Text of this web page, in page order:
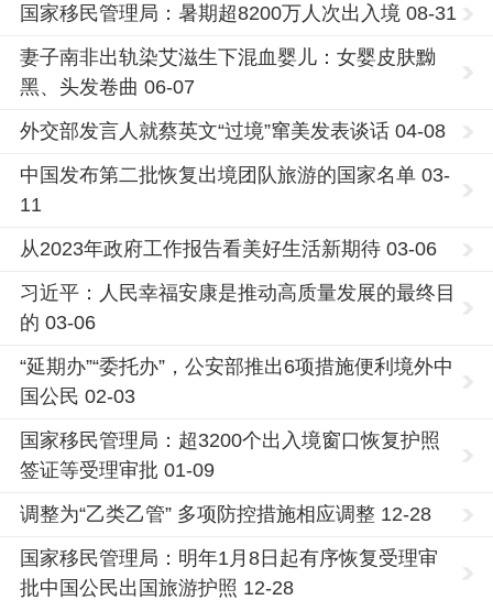
国家移民管理局：暑期超8200万人次出入境 08-31
妻子南非出轨染艾滋生下混血婴儿：女婴皮肤黝
黑、头发卷曲 06-07
外交部发言人就蔡英文“过境”窜美发表谈话 04-08
中国发布第二批恢复出境团队旅游的国家名单 03-
11
从2023年政府工作报告看美好生活新期待 03-06
习近平：人民幸福安康是推动高质量发展的最终目
的 03-06
“延期办”“委托办”，公安部推出6项措施便利境外中
国公民 02-03
国家移民管理局：超3200个出入境窗口恢复护照
签证等受理审批 01-09
调整为“乙类乙管” 多项防控措施相应调整 12-28
国家移民管理局：明年1月8日起有序恢复受理审
批中国公民出国旅游护照 12-28